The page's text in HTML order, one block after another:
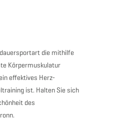
die mithilfe
Körpermuskulatur
effektives Herz-
ist. Halten Sie sich
des